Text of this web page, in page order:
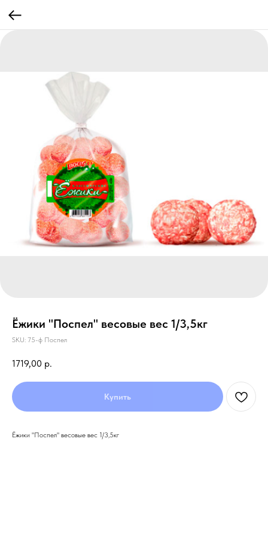
Ёжики "Поспел" весовые вес 1/3,5кг
SKU: 75-ф Поспел
1719,00 р.
Купить
Ёжики "Поспел" весовые вес 1/3,5кг